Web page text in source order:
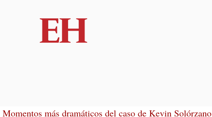
Momentos más dramáticos del caso de Kevin Solórzano